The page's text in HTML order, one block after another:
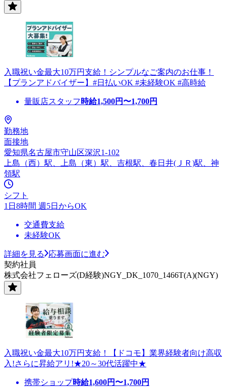
入職祝い金最大10万円支給！シンプルなご案内のお仕事！
【プランアドバイザー】#日払いOK #未経験OK #高時給
量販店スタッフ 時給1,500円〜1,700円
勤務地
面接地
愛知県名古屋市守山区深沢1-102
上島（西）駅、上島（東）駅、吉根駅、春日井(ＪＲ)駅、神
領駅
シフト
1日8時間 週5日からOK
交通費支給
未経験OK
詳細を見る
応募画面に進む
契約社員
株式会社フェローズ(D経験)NGY_DK_1070_1466T(A)(NGY)
入職祝い金最大10万円支給！【ドコモ】業界経験者向け高収
入!さらに昇給アリ!★20～30代活躍中★
携帯ショップ時給1,600円〜1,700円